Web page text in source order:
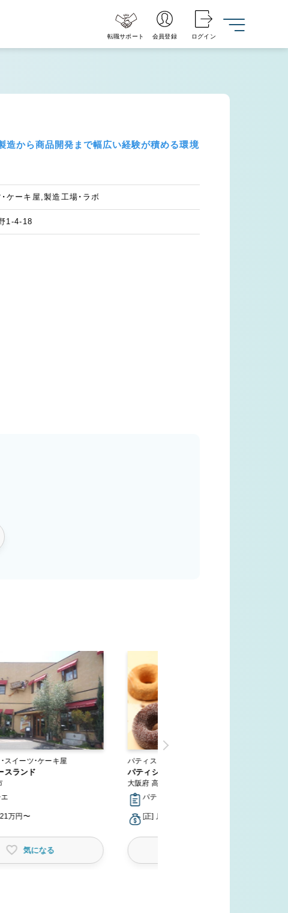
転職サポート 会員登録 ログイン
造から商品開発まで幅広い経験が積める環境
ケーキ屋,製造工場・ラボ
1-4-18
スイーツ・ケーキ屋
スランド
万円〜
気になる
パティスリー・スイーツ・ケーキ屋
パティシエコウタロウ土室店
大阪府 高槻市
パティシエ
[正] 月給20万円〜